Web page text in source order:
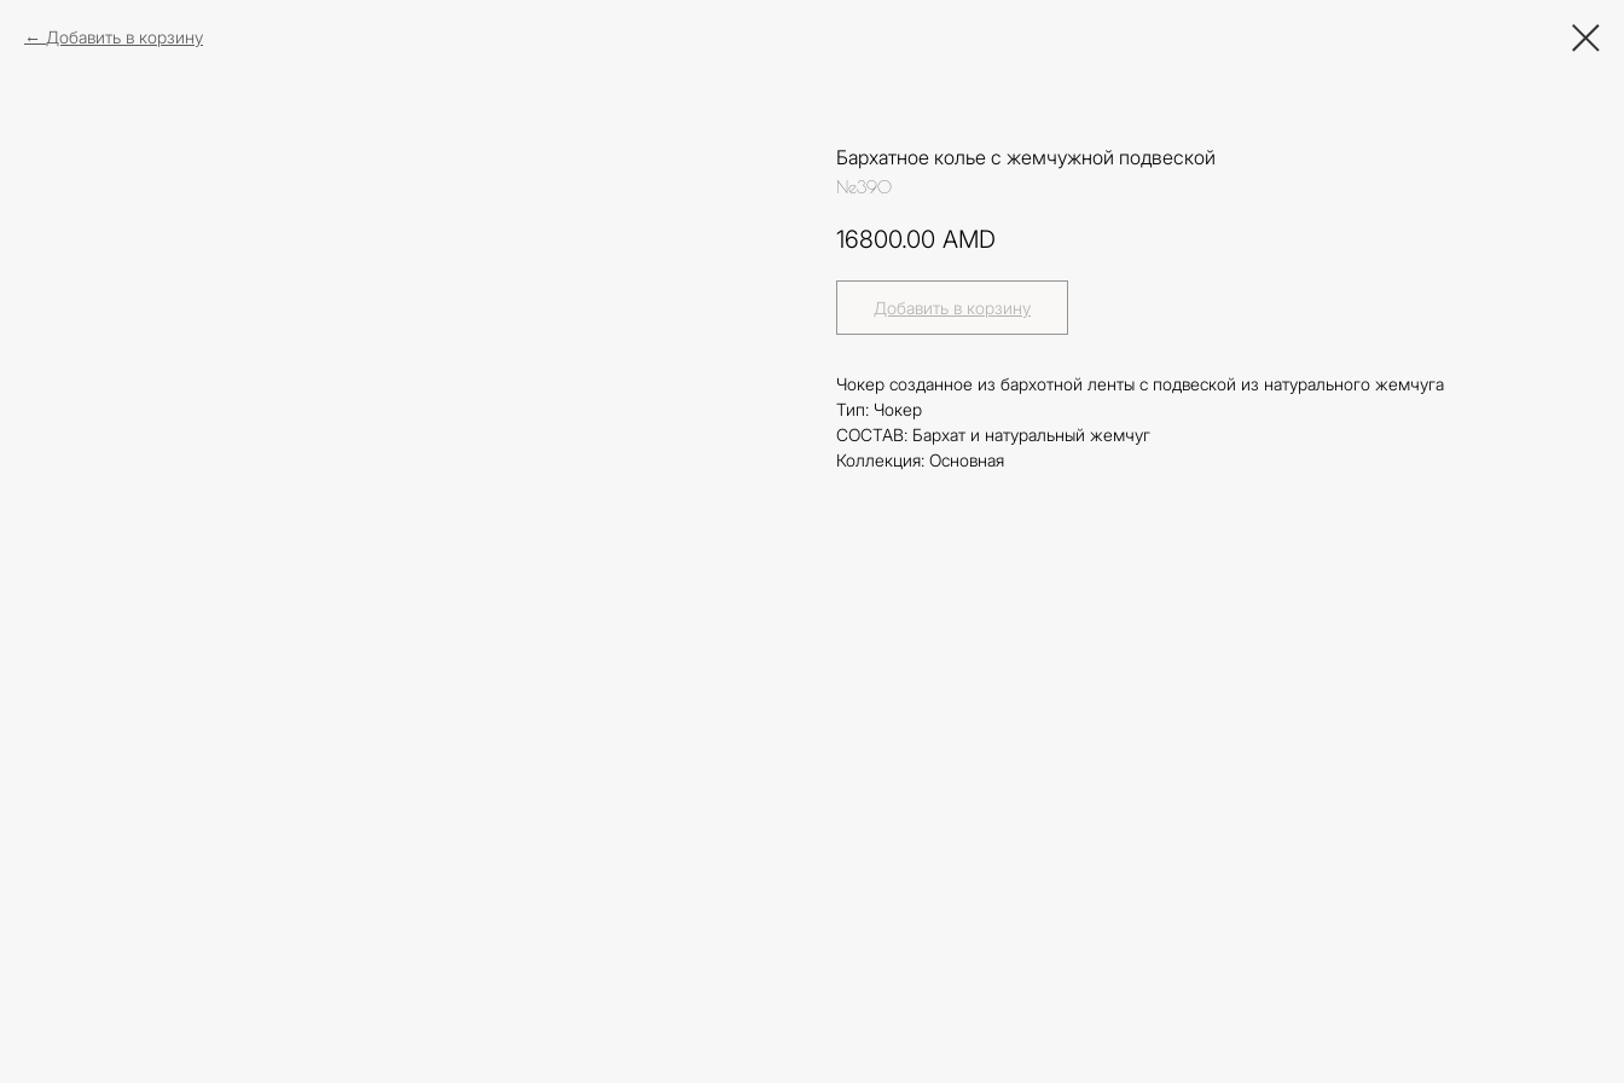
Добавить в корзину
Бархатное колье с жемчужной подвеской
Ne390
16800.00 AMD
Добавить в корзину
Чокер созданное из бархотной ленты с подвеской из натурального жемчуга
Тип: Чокер
СОСТАВ: Бархат и натуральный жемчуг
Коллекция: Основная